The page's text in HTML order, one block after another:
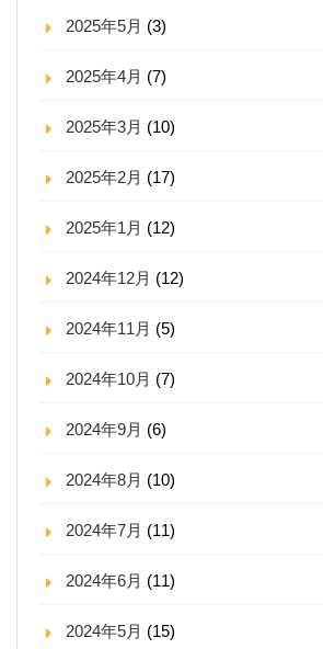
2025年5月 (3)
2025年4月 (7)
2025年3月 (10)
2025年2月 (17)
2025年1月 (12)
2024年12月 (12)
2024年11月 (5)
2024年10月 (7)
2024年9月 (6)
2024年8月 (10)
2024年7月 (11)
2024年6月 (11)
2024年5月 (15)